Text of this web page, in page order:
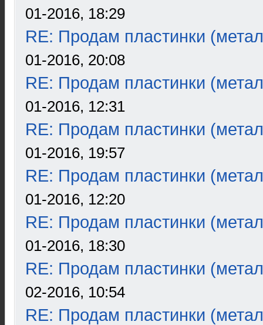
01-2016, 18:29
RE: Продам пластинки
01-2016, 20:08
RE: Продам пластинки
01-2016, 12:31
RE: Продам пластинки
01-2016, 19:57
RE: Продам пластинки
01-2016, 12:20
RE: Продам пластинки
01-2016, 18:30
RE: Продам пластинки
02-2016, 10:54
RE: Продам пластинки